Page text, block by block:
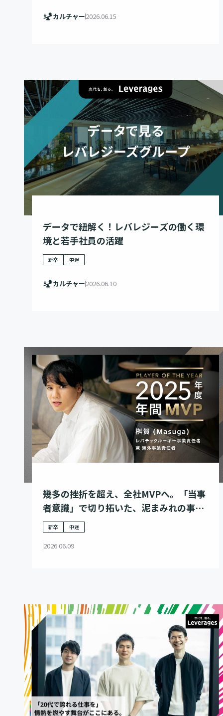
カルチャー2026.06.15
データで紐解く！レバレジーズの働く環
境と若手社員の活躍
新卒 中途
カルチャー2026.06.10
幾多の挫折を超え、全社MVPへ。「当事
者意識」で切り拓いた、泥まみれの事業
家の歩み
新卒 中途
2026.06.09